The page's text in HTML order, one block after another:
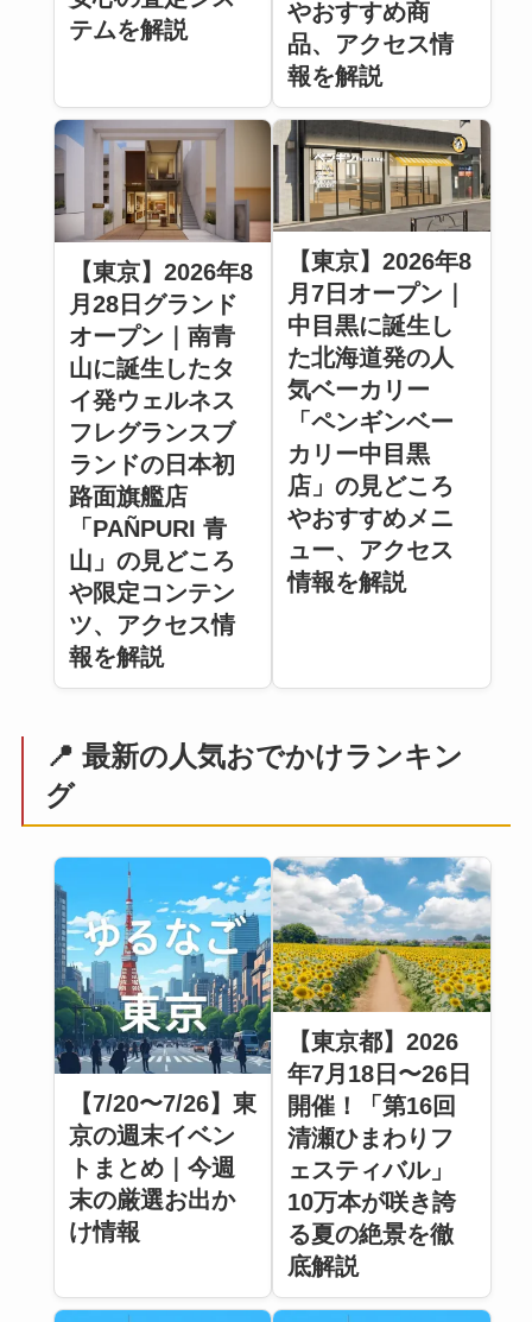
テムを解説
やおすすめ商
品、アクセス情
報を解説
【東京】2026年8
月28日グランド
オープン｜南青
山に誕生したタ
イ発ウェルネス
フレグランスブ
ランドの日本初
路面旗艦店
「PAÑPURI 青
山」の見どころ
や限定コンテン
ツ、アクセス情
報を解説
【東京】2026年8
月7日オープン｜
中目黒に誕生し
た北海道発の人
気ベーカリー
「ペンギンベー
カリー中目黒
店」の見どころ
やおすすめメニ
ュー、アクセス
情報を解説
📍 最新の人気おでかけランキン
グ
【7/20〜7/26】東
京の週末イベン
トまとめ｜今週
末の厳選お出か
け情報
【東京都】2026
年7月18日〜26日
開催！「第16回
清瀬ひまわりフ
ェスティバル」
10万本が咲き誇
る夏の絶景を徹
底解説